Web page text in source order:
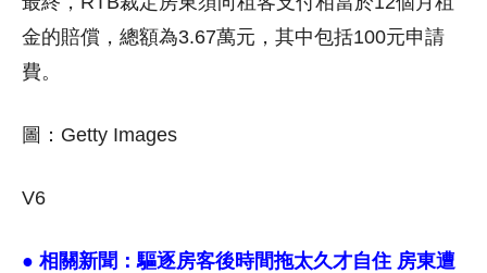
金的賠償，總額為3.67萬元，其中包括100元申請
費。
圖：Getty Images
V6
● 相關新聞：驅逐房客後時間拖太久才自住 房東遭